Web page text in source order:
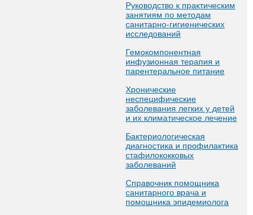
Руководство к практическим
занятиям по методам
санитарно-гигиенических
исследований
Гемокомпонентная
инфузионная терапия и
парентеральное питание
Хронические
неспецифические
заболевания легких у детей
и их климатическое лечение
Бактериологическая
диагностика и профилактика
стафилококковых
заболеваний
Справочник помощника
санитарного врача и
помощника эпидемиолога